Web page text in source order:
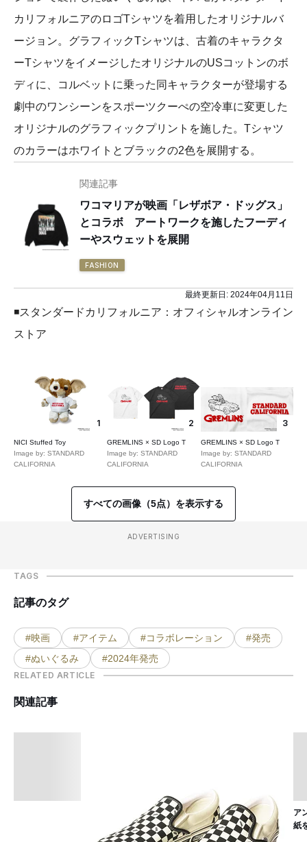
カリフォルニアのロゴTシャツを着用したオリジナルバ
ージョン。グラフィックTシャツは、古着のキャラクタ
ーTシャツをイメージしたオリジナルのUSコットンのボ
ディに、コルベットに乗った同キャラクターが登場する
劇中のワンシーンをスポーツクーぺの空冷車に変更した
オリジナルのグラフィックプリントを施した。Tシャツ
のカラーはホワイトとブラックの2色を展開する。
関連記事
ワコマリアが映画「レザボア・ドッグス」
とコラボ アートワークを施したフーディ
ーやスウェットを展開
FASHION
最終更新日: 2024年04月11日
◾️スタンダードカリフォルニア：オフィシャルオンライン
ストア
1
NICI Stuffed Toy
Image by: STANDARD
CALIFORNIA
2
GREMLINS × SD Logo T
Image by: STANDARD
CALIFORNIA
3
GREMLINS × SD Logo T
Image by: STANDARD
CALIFORNIA
すべての画像（5点）を表示する
ADVERTISING
TAGS
記事のタグ
#映画 #アイテム #コラボレーション
#発売
#ぬいぐるみ
#2024年発売
RELATED ARTICLE
関連記事
ア
紙